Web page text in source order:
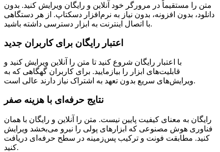
متن را مستقیماً در مرورگر خود آنلاین و رایگان ویرایش کنید. بدون
دانلود، بدون افزونه، بدون نیاز به نرم‌افزار دسکتاپ. از هر دستگاهی
با اتصال اینترنت به ابزار دسترسی داشته باشید.
اعتبار رایگان برای کاربران جدید
با اعتبار رایگان شروع کنید تا متن را آنلاین ویرایش کنید و
قابلیت‌های ابزار را بیازمایید. برای کاربران گهگاهی که به
ویرایش‌های سریع بدون تعهد به اشتراک نیاز دارند عالی است.
نتایج حرفه‌ای با هزینه صفر
رایگان به معنای کیفیت پایین نیست. متن را آنلاین و رایگان با همان
فناوری هوش مصنوعی که ابزارهای پولی را نیرو می‌بخشد ویرایش
کنید. مطابقت فونت و ترکیب پس‌زمینه در سطح حرفه‌ای دریافت
کنید.